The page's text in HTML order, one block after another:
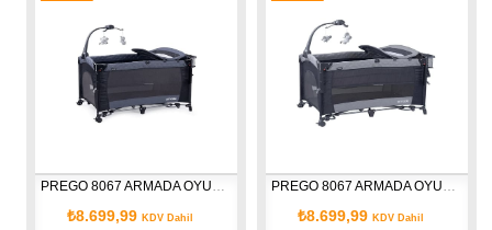
PREGO 8067 ARMADA OYUN PARKI FÜME
₺8.699,99 KDV Dahil
PREGO 8067 ARMADA OYUN PARKI GRİ
₺8.699,99 KDV Dahil